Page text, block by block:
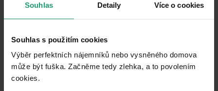
Souhlas Detaily Více o cookies
Souhlas s použitím cookies
Výběr perfektních nájemníků nebo vysněného domova
může být fuška. Začněme tedy zlehka, a to povolením
cookies.​
Add to favorites